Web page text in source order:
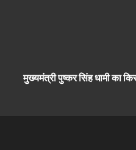
मुख्यमंत्री पुष्कर सिंह धामी का